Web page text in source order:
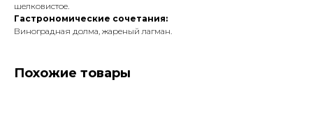
шелковистое.
Гастрономические сочетания:
Виноградная долма, жареный лагман.
Похожие товары